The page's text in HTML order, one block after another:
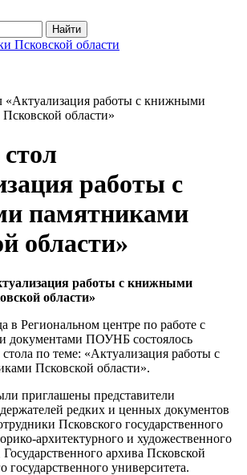
Найти
Псковской области
«Актуализация работы с книжными
области»
работы с
памятниками
области»
работы с книжными
области»
в Региональном центре по работе с
документами ПОУНБ состоялось
стола по теме: «Актуализация работы с
Псковской области».
приглашены представители
редких и ценных документов
Псковского государственного
архитектурного и художественного
архива Псковской
государственного университета.